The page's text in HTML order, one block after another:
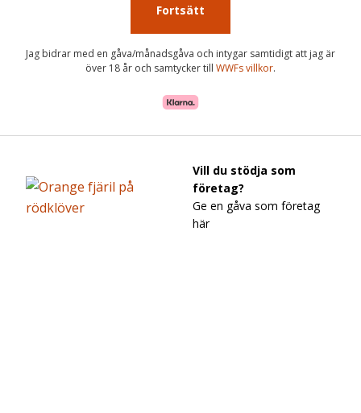
Fortsätt
Jag bidrar med en gåva/månadsgåva och intygar samtidigt att jag är
över 18 år och samtycker till WWFs villkor.
Vill du stödja som
företag?
Ge en gåva som företag
här